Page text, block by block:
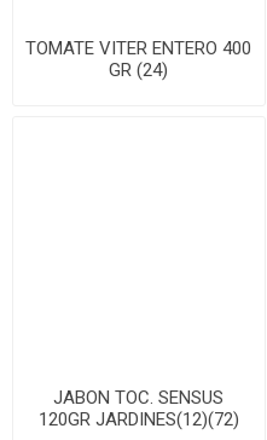
TOMATE VITER ENTERO 400
GR (24)
JABON TOC. SENSUS
120GR JARDINES(12)(72)